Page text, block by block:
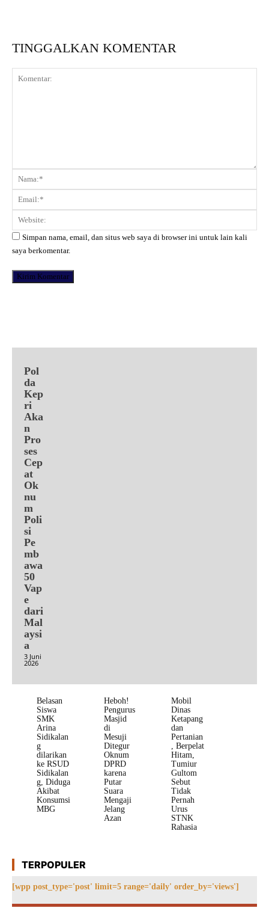
TINGGALKAN KOMENTAR
Komentar:
Simpan nama, email, dan situs web saya di browser ini untuk lain kali
saya berkomentar.
Pol
da
Kep
ri
Aka
n
Pro
ses
Cep
at
Ok
nu
m
Poli
si
Pe
mb
awa
50
Vap
e
dari
Mal
aysi
a
3 Juni
2026
Belasan
Siswa
SMK
Arina
Sidikalan
g
dilarikan
ke RSUD
Sidikalan
g, Diduga
Akibat
Konsumsi
MBG
Heboh!
Pengurus
Masjid
di
Mesuji
Ditegur
Oknum
DPRD
karena
Putar
Suara
Mengaji
Jelang
Azan
Mobil
Dinas
Ketapang
dan
Pertanian
, Berpelat
Hitam,
Tumiur
Gultom
Sebut
Tidak
Pernah
Urus
STNK
Rahasia
TERPOPULER
[wpp post_type='post' limit=5 range='daily' order_by='views']